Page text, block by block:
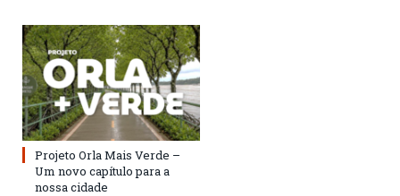
Projeto Orla Mais Verde –
Um novo capítulo para a
nossa cidade